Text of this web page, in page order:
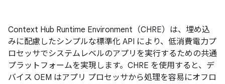
Context Hub Runtime Environment（CHRE）は、埋め込
みに配慮したシンプルな標準化 API により、低消費電力プ
ロセッサでシステムレベルのアプリを実行するための共通
プラットフォームを実現します。CHRE を使用すると、デ
バイス OEM はアプリ プロセッサから処理を容易にオフロ